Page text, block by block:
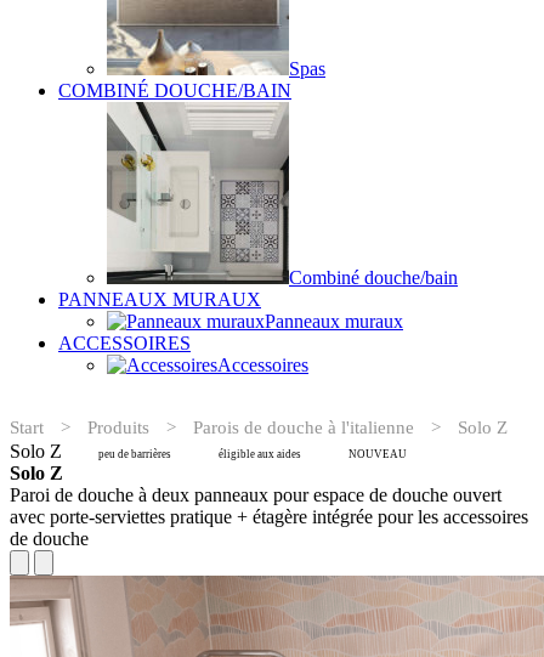
Spas
COMBINÉ DOUCHE/BAIN
Combiné douche/bain
PANNEAUX MURAUX
Panneaux muraux
ACCESSOIRES
Accessoires
Start > Produits > Parois de douche à l'italienne > Solo Z
Solo Z peu de barrières éligible aux aides NOUVEAU
Solo Z
Paroi de douche à deux panneaux pour espace de douche ouvert
avec porte-serviettes pratique + étagère intégrée pour les accessoires
de douche